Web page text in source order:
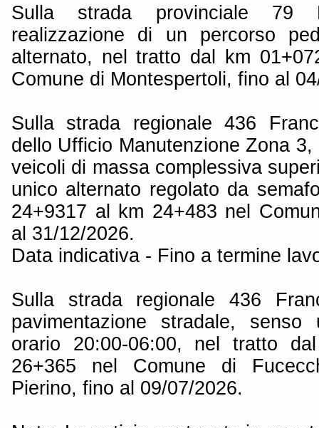
Sulla strada provinciale 79
realizzazione di un percorso
alternato, nel tratto dal km
Comune di Montespertoli, fino al
Sulla strada regionale 436
dello Ufficio Manutenzione Zona
veicoli di massa complessiva
unico alternato regolato da
24+9317 al km 24+483 nel
al 31/12/2026.
Data indicativa - Fino a termine
Sulla strada regionale 436
pavimentazione stradale,
orario 20:00-06:00, nel tratto
26+365 nel Comune di
Pierino, fino al 09/07/2026.